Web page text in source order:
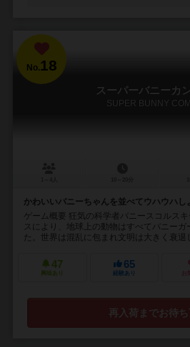
No.18
スーパーバニーカ
SUPER BUNNY
かわいいバニーちゃんを並べてウハウハし
ゲーム概要 狂気の科学者バニースコルス
スにより、地球上の動物はすべてバニーガ
た。世界は混乱に包まれ文明は大きく衰退
47
興味あり
65
経験あり お
再入荷までお待